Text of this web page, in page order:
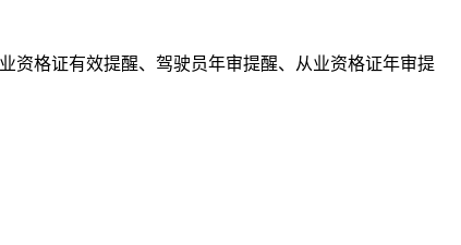
格证有效提醒、驾驶员年审提醒、从业资格证年审提